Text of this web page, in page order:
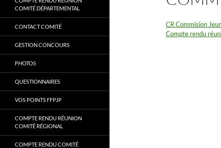
CR Commision
Compte rendu
COMITÉ DÉPARTEMENTAL
CONTACT COMITÉ
GESTION CONCOURS
PHOTOS
QUESTIONNAIRES
VOS POINTS FFPJP
COMPTE RENDU RÉUNION
COMITÉ RÉGIONAL
COMPTE RENDU COMITÉ